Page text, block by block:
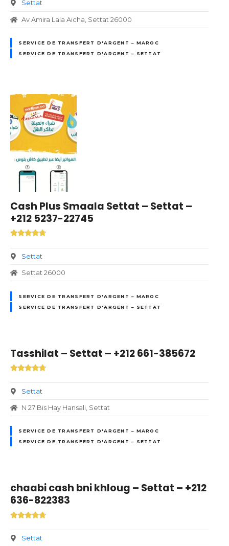
Settat
Av Amira Lala Aicha, Settat 26000
SERVICE DE TRANSFERT D'ARGENT – MAROC
SERVICE DE TRANSFERT D'ARGENT – SETTAT
Cash Plus Smaala Settat – Settat –
+212 5237-22745
Settat
Settat 26000
SERVICE DE TRANSFERT D'ARGENT – MAROC
SERVICE DE TRANSFERT D'ARGENT – SETTAT
Tasshilat – Settat – +212 661-385672
Settat
N 27 Bis Hay Hansali, Settat
SERVICE DE TRANSFERT D'ARGENT – MAROC
SERVICE DE TRANSFERT D'ARGENT – SETTAT
chaabi cash bni khloug – Settat – +212
636-822383
Settat